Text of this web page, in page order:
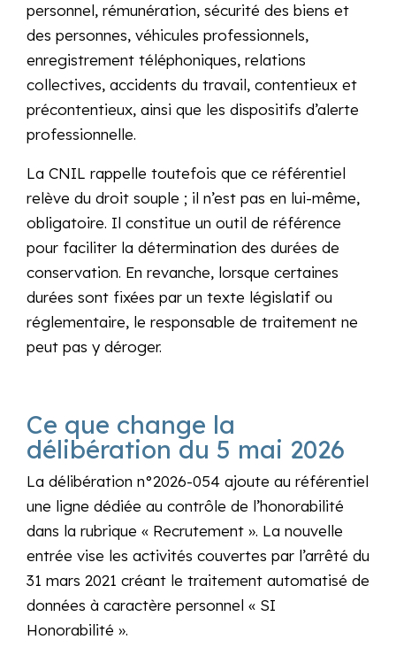
personnel, rémunération, sécurité des biens et
des personnes, véhicules professionnels,
enregistrement téléphoniques, relations
collectives, accidents du travail, contentieux et
précontentieux, ainsi que les dispositifs d’alerte
professionnelle.
La CNIL rappelle toutefois que ce référentiel
relève du droit souple ; il n’est pas en lui-même,
obligatoire. Il constitue un outil de référence
pour faciliter la détermination des durées de
conservation. En revanche, lorsque certaines
durées sont fixées par un texte législatif ou
réglementaire, le responsable de traitement ne
peut pas y déroger.
Ce que change la
délibération du 5 mai 2026
La délibération n°2026-054 ajoute au référentiel
une ligne dédiée au contrôle de l’honorabilité
dans la rubrique « Recrutement ». La nouvelle
entrée vise les activités couvertes par l’arrêté du
31 mars 2021 créant le traitement automatisé de
données à caractère personnel « SI
Honorabilité ».